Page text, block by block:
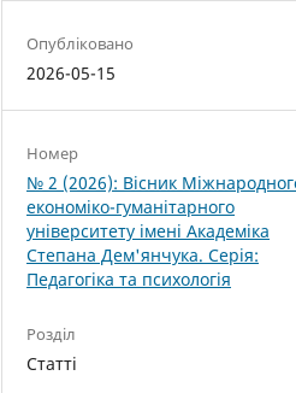
Опубліковано
2026-05-15
Номер
№ 2 (2026): Вісник
економіко-гуманітарного
університету імені Академіка
Степана Дем'янчука. Серія:
Педагогіка та психологія
Розділ
Статті